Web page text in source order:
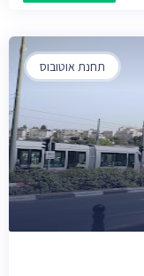
תחנת אוטובוס